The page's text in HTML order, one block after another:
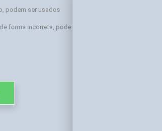
podem ser usados
forma incorreta, pode